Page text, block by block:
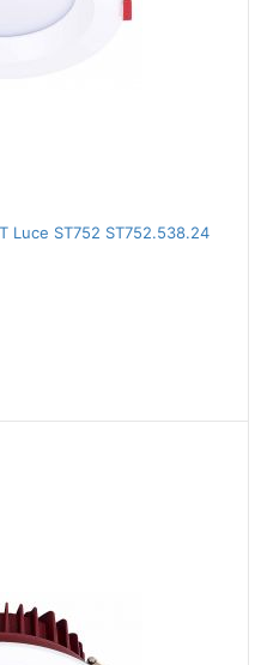
Luce ST752 ST752.538.24